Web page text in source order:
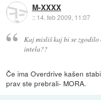
M-XXXX
:: 14. feb 2009, 11:07
Kaj misliš kaj bi se
intela??
Če ima Overdrive kašen
prav ste prebrali- MORA.